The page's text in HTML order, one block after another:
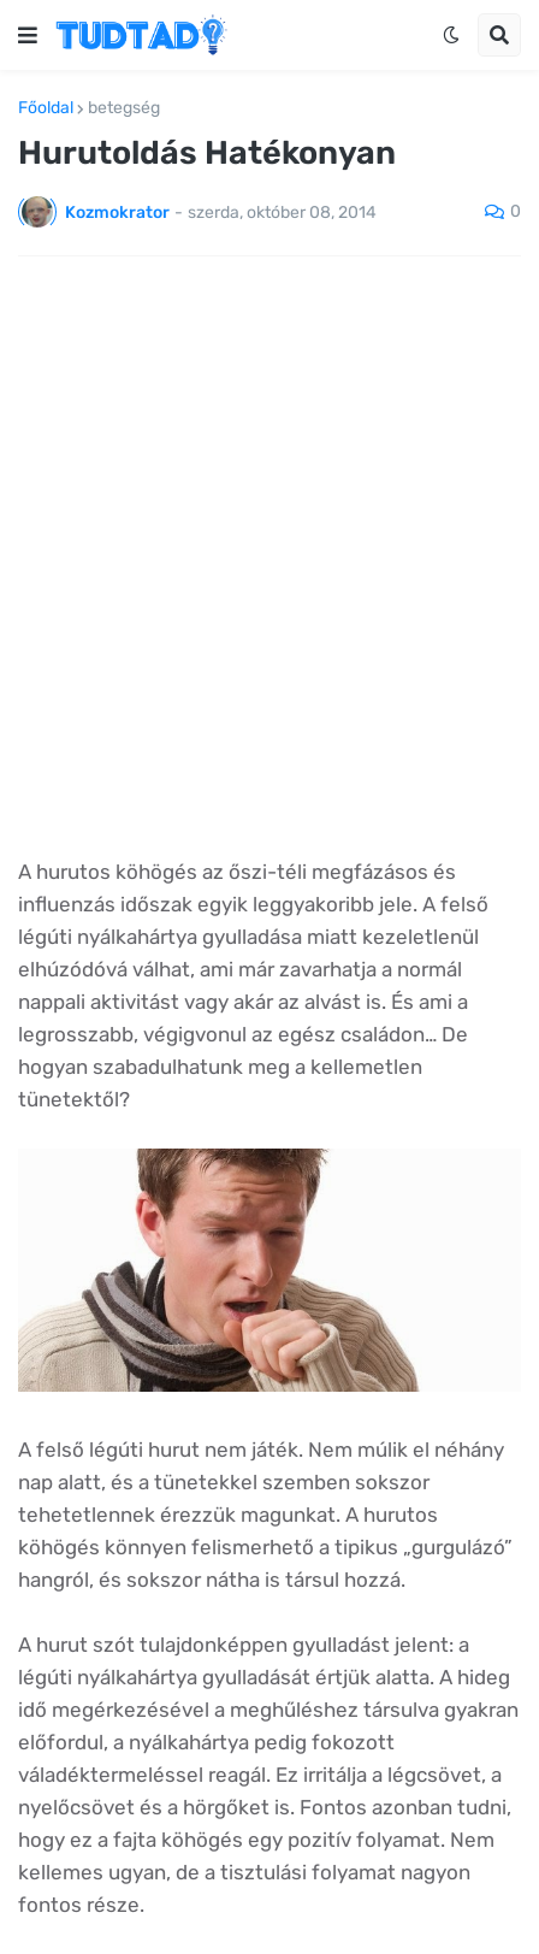
Főoldal betegség
Hurutoldás Hatékonyan
Kozmokrator - szerda, október 08, 2014 0
A hurutos köhögés az őszi-téli megfázásos és
influenzás időszak egyik leggyakoribb jele. A felső
légúti nyálkahártya gyulladása miatt kezeletlenül
elhúzódóvá válhat, ami már zavarhatja a normál
nappali aktivitást vagy akár az alvást is. És ami a
legrosszabb, végigvonul az egész családon… De
hogyan szabadulhatunk meg a kellemetlen
tünetektől?
A felső légúti hurut nem játék. Nem múlik el néhány
nap alatt, és a tünetekkel szemben sokszor
tehetetlennek érezzük magunkat. A hurutos
köhögés könnyen felismerhető a tipikus „gurgulázó”
hangról, és sokszor nátha is társul hozzá.
A hurut szót tulajdonképpen gyulladást jelent: a
légúti nyálkahártya gyulladását értjük alatta. A hideg
idő megérkezésével a meghűléshez társulva gyakran
előfordul, a nyálkahártya pedig fokozott
váladéktermeléssel reagál. Ez irritálja a légcsövet, a
nyelőcsövet és a hörgőket is. Fontos azonban tudni,
hogy ez a fajta köhögés egy pozitív folyamat. Nem
kellemes ugyan, de a tisztulási folyamat nagyon
fontos része.